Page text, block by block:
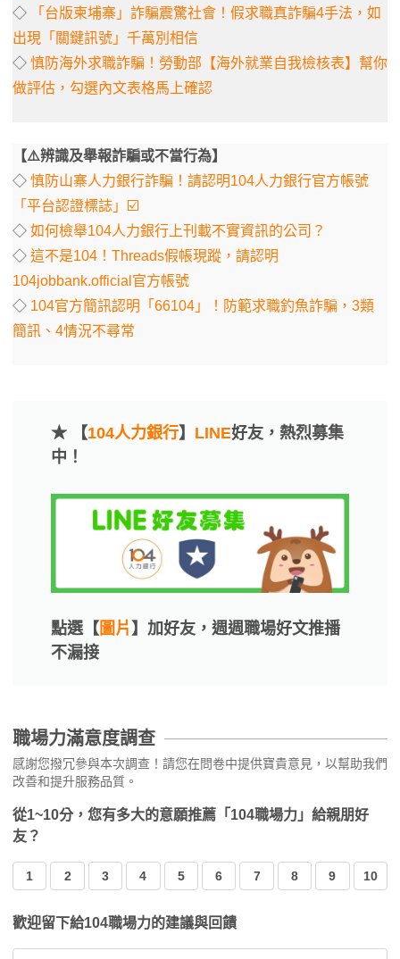
◇
「台版柬埔寨」詐騙震驚社會！假求職真詐騙4手法，如
出現「關鍵訊號」千萬別相信
◇ 慎防海外求職詐騙！勞動部【海外就業自我檢核表】幫你
做評估，勾選內文表格馬上確認
【⚠️辨識及舉報詐騙或不當行為】
◇ 慎防山寨人力銀行詐騙！請認明104人力銀行官方帳號
「平台認證標誌」☑️
◇ 如何檢舉104人力銀行上刊載不實資訊的公司？
◇ 這不是104！Threads假帳現蹤，請認明
104jobbank.official官方帳號
◇ 104官方簡訊認明「66104」！防範求職釣魚詐騙，3類
簡訊、4情況不尋常
★ 【104人力銀行】 LINE好友，熱烈募集
中！
點選【 圖片 】加好友，週週職場好文推播
不漏接
職場力滿意度調查
感謝您撥冗參與本次調查！請您在問卷中提供寶貴意見，以幫助我們
改善和提升服務品質。
從1~10分，您有多大的意願推薦「104職場力」給親朋好
友？
1 2 3 4 5 6 7 8 9 10
歡迎留下給104職場力的建議與回饋